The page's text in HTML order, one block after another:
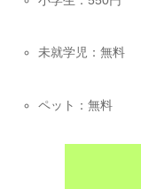
未就学児：無料
ペット：無料